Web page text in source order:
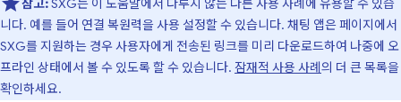
참고:SXG는 이 도움말에서 다루지 않는 다른 사용 사례에 유용할 수 있습
니다. 예를 들어 연결 복원력을 사용 설정할 수 있습니다. 채팅 앱은 페이지에서
SXG를 지원하는 경우 사용자에게 전송된 링크를 미리 다운로드하여 나중에 오
프라인 상태에서 볼 수 있도록 할 수 있습니다. 잠재적 사용 사례의 더 큰 목록을
확인하세요.